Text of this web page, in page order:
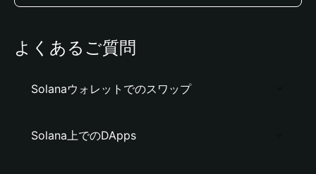
よくあるご質問
Solanaウォレットでのスワップ
Solana上でのDApps